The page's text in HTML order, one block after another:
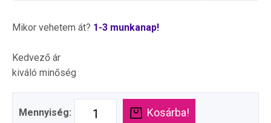
Mikor vehetem át? 1-3 munkanap!
Kedvező ár
kiváló minőség
Mennyiség: Kosárba!